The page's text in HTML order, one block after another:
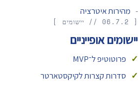
מהירות איטרציה
[ 06.7.2 // יישומים ]
יישומים אופייניים
פרוטוטיפ ל־MVP
סדרות קצרות לקיקסטארטר